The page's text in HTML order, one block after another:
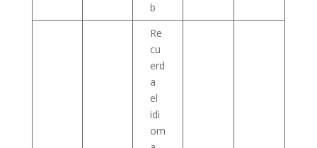
b
Re
cu
erd
a
el
idi
om